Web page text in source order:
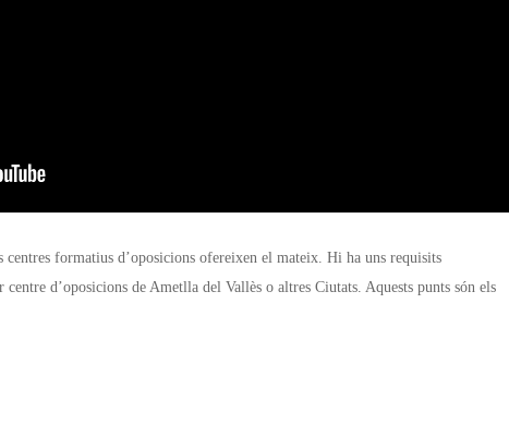
centres formatius d’oposicions ofereixen el mateix. Hi ha uns requisits
d’oposicions de Ametlla del Vallès o altres Ciutats. Aquests punts són els